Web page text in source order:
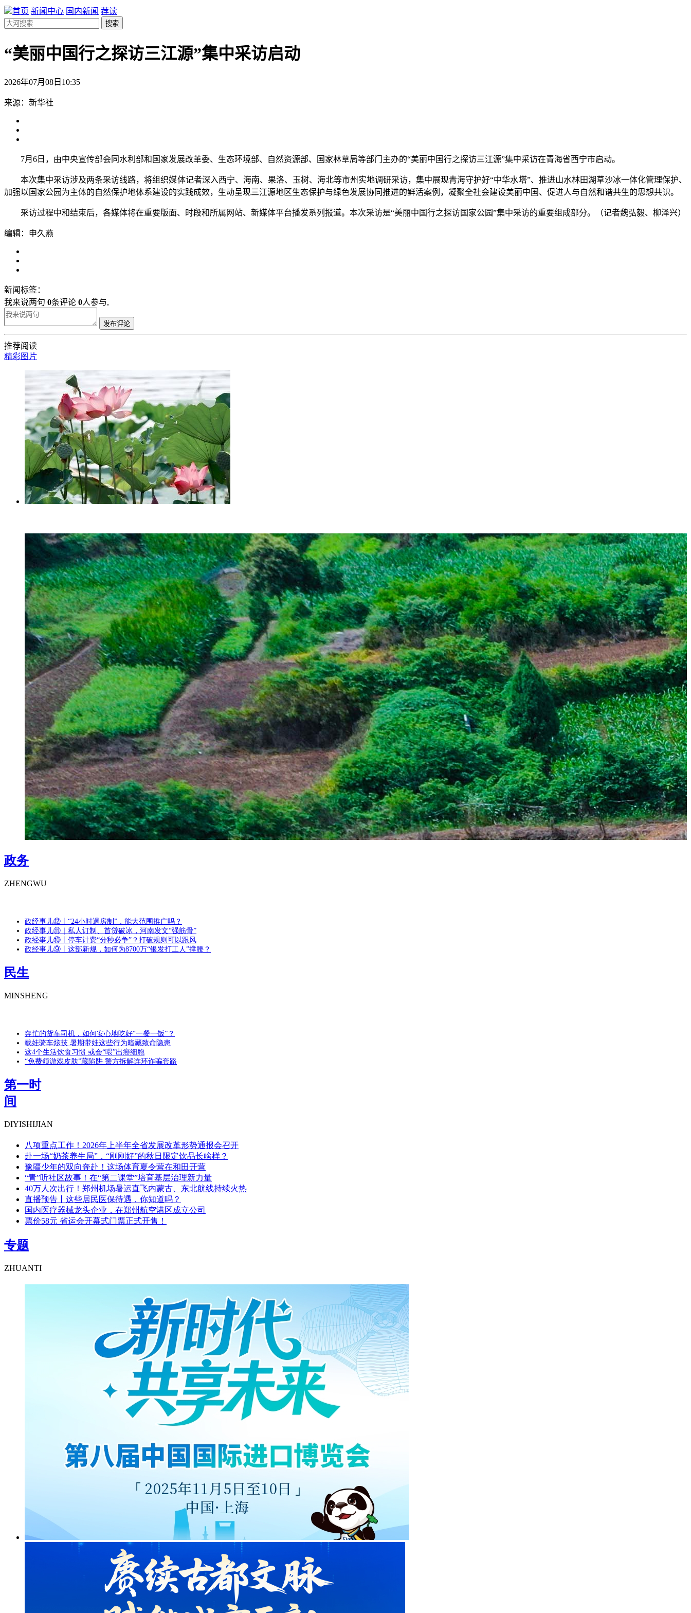
首页 新闻中心 国内新闻 荐读
搜索
“美丽中国行之探访三江源”集中采访启动
2026年07月08日10:35
来源：新华社
7月6日，由中央宣传部会同水利部和国家发展改革委、生态环境部、自然资源部、国家林草局等部门主办的“美丽中国行之探访三江源”集中采访在青海省西宁市启动。
本次集中采访涉及两条采访线路，将组织媒体记者深入西宁、海南、果洛、玉树、海北等市州实地调研采访，集中展现青海守护好“中华水塔”、推进山水林田湖草沙冰一体化管理保护、
加强以国家公园为主体的自然保护地体系建设的实践成效，生动呈现三江源地区生态保护与绿色发展协同推进的鲜活案例，凝聚全社会建设美丽中国、促进人与自然和谐共生的思想共识。
采访过程中和结束后，各媒体将在重要版面、时段和所属网站、新媒体平台播发系列报道。本次采访是“美丽中国行之探访国家公园”集中采访的重要组成部分。（记者魏弘毅、柳泽兴）
编辑：申久燕
新闻标签：
我来说两句 0条评论 0人参与,
发布评论
推荐阅读